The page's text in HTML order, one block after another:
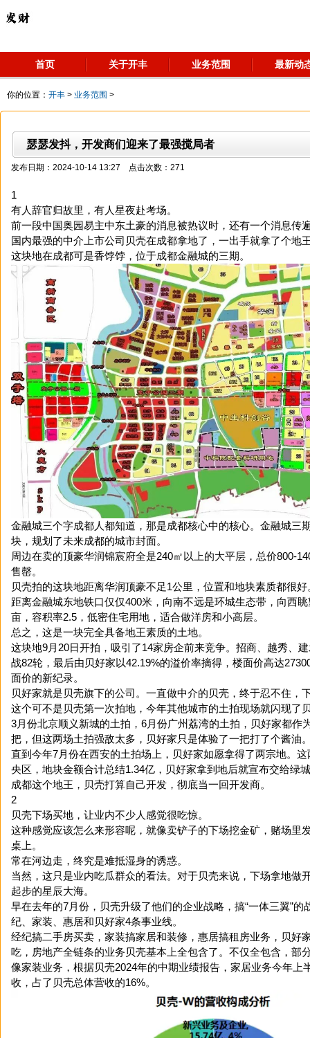
首页 关于开丰 业务范围 最新动
你的位置： 开丰 > 业务范围 >
瑟瑟发抖，开发商们迎来了最强搅局者
发布日期：2024-10-14 13:27 点击次数：271
1
有人辞官归故里，有人星夜赴考场。
前一段中国奥园易主中东土豪的消息被热议时，还有一个消息传
国内最强的中介上市公司贝壳在成都拿地了，一出手就拿了个地
这块地在成都可是香饽饽，位于成都金融城的三期。
金融城三个字成都人都知道，那是成都核心中的核心。金融城三
块，规划了未来成都的城市封面。
周边在卖的顶豪华润锦宸府全是240㎡以上的大平层，总价800-
售罄。
贝壳拍的这块地距离华润顶豪不足1公里，位置和地块素质都很好
距离金融城东地铁口仅仅400米，向南不远是环城生态带，向西
亩，容积率2.5，低密住宅用地，适合做洋房和小高层。
总之，这是一块完全具备地王素质的土地。
这块地9月20日开拍，吸引了14家房企前来竞争。招商、越秀、
战82轮，最后由贝好家以42.19%的溢价率摘得，楼面价高达
面价的新纪录。
贝好家就是贝壳旗下的公司。一直做中介的贝壳，终于忍不住，
这个可不是贝壳第一次拍地，今年其他城市的土拍现场就闪现了
3月份北京顺义新城的土拍，6月份广州荔湾的土拍，贝好家都作
把，但这两场土拍强敌太多，贝好家只是体验了一把打了个酱油
直到今年7月份在西安的土拍场上，贝好家如愿拿得了两宗地。
央区，地块金额合计总结1.34亿，贝好家拿到地后就宣布交给绿
成都这个地王，贝壳打算自己开发，彻底当一回开发商。
2
贝壳下场买地，让业内不少人感觉很吃惊。
这种感觉应该怎么来形容呢，就像卖铲子的下场挖金矿，赌场里
桌上。
常在河边走，终究是难抵湿身的诱惑。
当然，这只是业内吃瓜群众的看法。对于贝壳来说，下场拿地做
起步的星辰大海。
早在去年的7月份，贝壳升级了他们的企业战略，搞“一体三翼”的
纪、家装、惠居和贝好家4条事业线。
经纪搞二手房买卖，家装搞家居和装修，惠居搞租房业务，贝好
吃，房地产全链条的业务贝壳基本上全包含了。不仅全包含，部
像家装业务，根据贝壳2024年的中期业绩报告，家居业务今年上
收，占了贝壳总体营收的16%。